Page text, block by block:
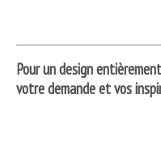
Pour un design
votre demande et vos